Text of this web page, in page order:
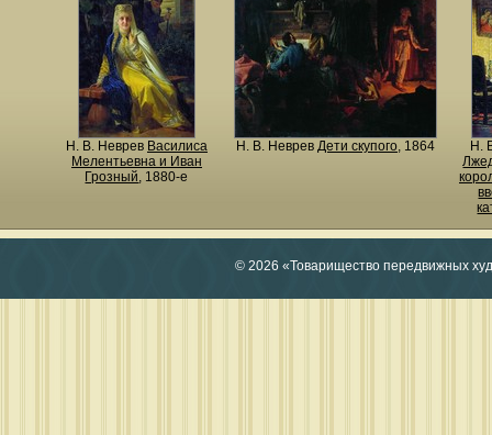
Н. В. Неврев Василиса
Мелентьевна и Иван
Грозный, 1880-е
Н. В. Неврев Дети скупого, 1864
Н.
© 2026 «Товарищество передвижных